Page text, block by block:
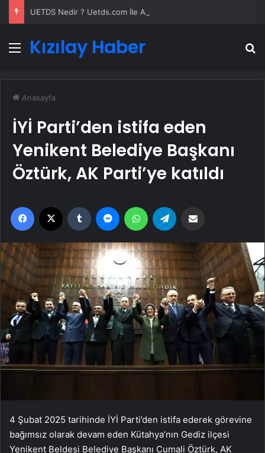
Menü
Kızılay Haber
Anasayfa
İYİ Parti’den istifa eden
Yenikent Belediye Başkanı
Öztürk, AK Parti’ye katıldı
Facebook Tumblr MessengerWhatsApp
4 Şubat 2025 tarihinde İYİ Parti’den istifa ederek görevine
bağımsız olarak devam eden Kütahya’nın Gediz ilçesi
Yenikent Beldesi Belediye Başkanı Cumali Öztürk, AK